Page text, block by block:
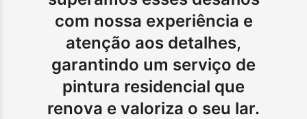
com nossa experiência e
atenção aos detalhes,
garantindo um serviço de
pintura residencial que
renova e valoriza o seu lar.